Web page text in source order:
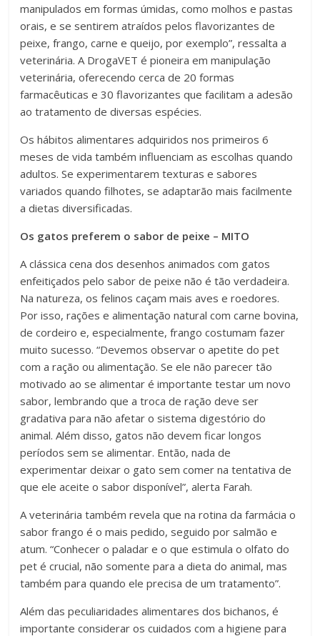
manipulados em formas úmidas, como molhos e pastas
orais, e se sentirem atraídos pelos flavorizantes de
peixe, frango, carne e queijo, por exemplo”, ressalta a
veterinária. A DrogaVET é pioneira em manipulação
veterinária, oferecendo cerca de 20 formas
farmacêuticas e 30 flavorizantes que facilitam a adesão
ao tratamento de diversas espécies.
Os hábitos alimentares adquiridos nos primeiros 6
meses de vida também influenciam as escolhas quando
adultos. Se experimentarem texturas e sabores
variados quando filhotes, se adaptarão mais facilmente
a dietas diversificadas.
Os gatos preferem o sabor de peixe – MITO
A clássica cena dos desenhos animados com gatos
enfeitiçados pelo sabor de peixe não é tão verdadeira.
Na natureza, os felinos caçam mais aves e roedores.
Por isso, rações e alimentação natural com carne bovina,
de cordeiro e, especialmente, frango costumam fazer
muito sucesso. “Devemos observar o apetite do pet
com a ração ou alimentação. Se ele não parecer tão
motivado ao se alimentar é importante testar um novo
sabor, lembrando que a troca de ração deve ser
gradativa para não afetar o sistema digestório do
animal. Além disso, gatos não devem ficar longos
períodos sem se alimentar. Então, nada de
experimentar deixar o gato sem comer na tentativa de
que ele aceite o sabor disponível”, alerta Farah.
A veterinária também revela que na rotina da farmácia o
sabor frango é o mais pedido, seguido por salmão e
atum. “Conhecer o paladar e o que estimula o olfato do
pet é crucial, não somente para a dieta do animal, mas
também para quando ele precisa de um tratamento”.
Além das peculiaridades alimentares dos bichanos, é
importante considerar os cuidados com a higiene para